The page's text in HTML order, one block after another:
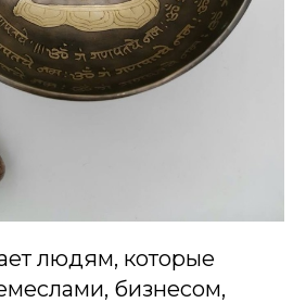
людям, которые
бизнесом,